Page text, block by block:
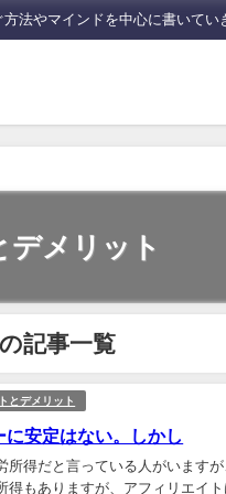
法やマインドを中心に書いてい
デメリット
記事一覧
とデメリット
に安定はない。しかし
所得だと言っている人がいます
得もありますが、アフィリエイ